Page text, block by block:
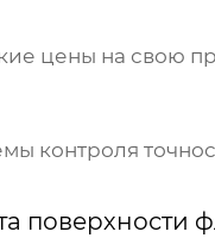
цены на свою
контроля
поверхности